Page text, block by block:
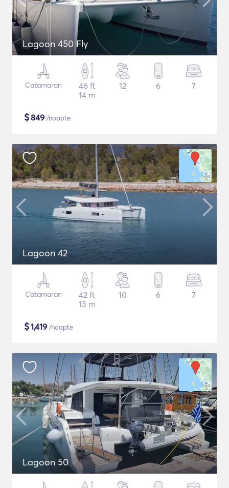
Lagoon 450 Fly
Catamaran
46 ft
14 m
12 6 7
$849 /noapte
Lagoon 42
Catamaran
42 ft
13 m
10 6 7
$1,419 /noapte
Lagoon 50